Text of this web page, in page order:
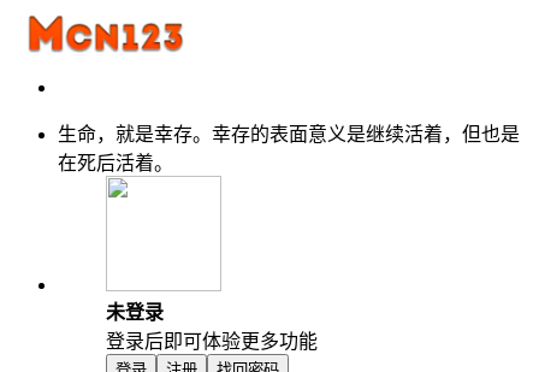
生命，就是幸存。幸存的表面意义是继续活着，但也是
在死后活着。
未登录
登录后即可体验更多功能